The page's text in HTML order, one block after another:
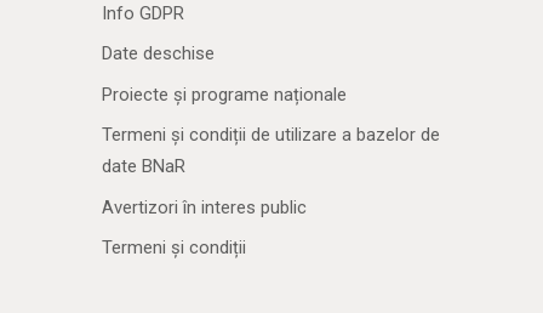
Info GDPR
Date deschise
Proiecte și programe naționale
Termeni și condiții de utilizare a bazelor de
date BNaR
Avertizori în interes public
Termeni și condiții